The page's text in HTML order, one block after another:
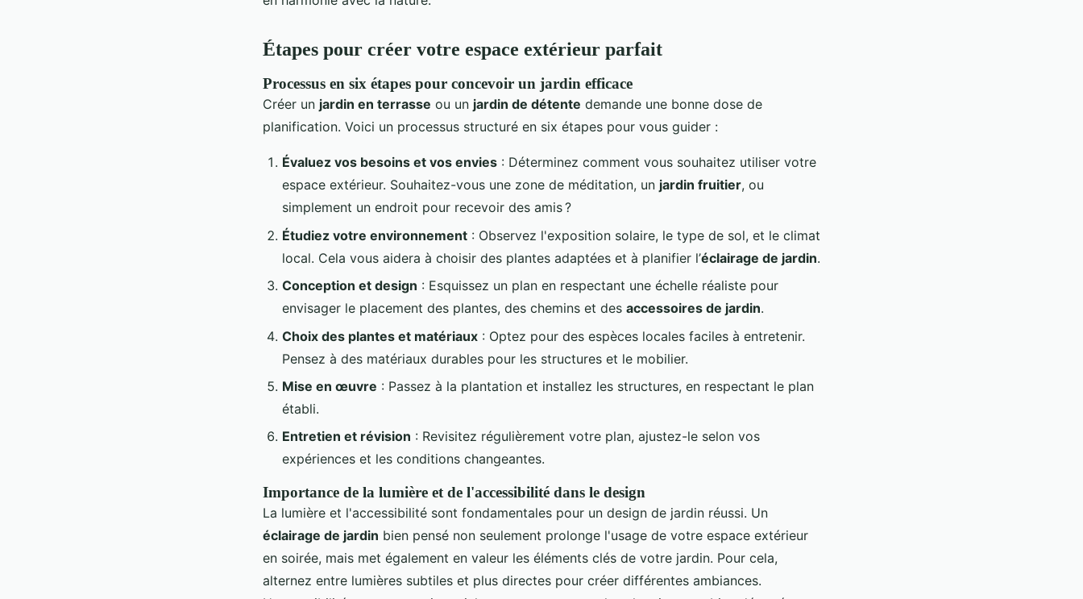
Étapes pour créer votre espace extérieur parfait
Processus en six étapes pour concevoir un jardin efficace
Créer un jardin en terrasse ou un jardin de détente demande une bonne dose de
planification. Voici un processus structuré en six étapes pour vous guider :
Évaluez vos besoins et vos envies : Déterminez comment vous souhaitez utiliser votre
espace extérieur. Souhaitez-vous une zone de méditation, un jardin fruitier, ou
simplement un endroit pour recevoir des amis ?
Étudiez votre environnement : Observez l'exposition solaire, le type de sol, et le climat
local. Cela vous aidera à choisir des plantes adaptées et à planifier l’éclairage de jardin.
Conception et design : Esquissez un plan en respectant une échelle réaliste pour
envisager le placement des plantes, des chemins et des accessoires de jardin.
Choix des plantes et matériaux : Optez pour des espèces locales faciles à entretenir.
Pensez à des matériaux durables pour les structures et le mobilier.
Mise en œuvre : Passez à la plantation et installez les structures, en respectant le plan
établi.
Entretien et révision : Revisitez régulièrement votre plan, ajustez-le selon vos
expériences et les conditions changeantes.
Importance de la lumière et de l'accessibilité dans le design
La lumière et l'accessibilité sont fondamentales pour un design de jardin réussi. Un
éclairage de jardin bien pensé non seulement prolonge l'usage de votre espace extérieur
en soirée, mais met également en valeur les éléments clés de votre jardin. Pour cela,
alternez entre lumières subtiles et plus directes pour créer différentes ambiances.